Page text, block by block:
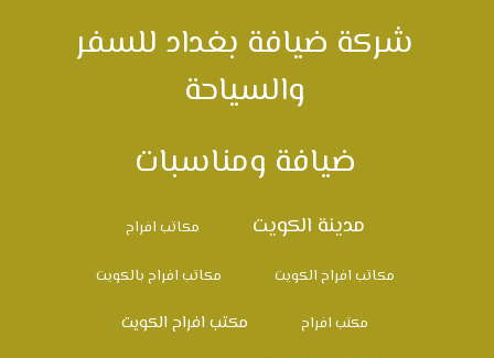
شركة ضيافة بغداد للسفر
والسياحة
ضيافة ومناسبات
مدينة الكويت مكاتب افراح
مكاتب افراح الكويت مكاتب افراح بالكويت
مكتب افراح مكتب افراح الكويت